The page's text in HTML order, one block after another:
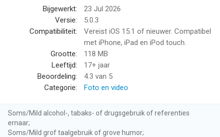
Terms of Use: https://www.flickr.com/help/terms
Flickr van Flickr, Inc. is een app voor iPhone, iPad en iPod touch
met iOS versie 15.1 of hoger, geschikt bevonden voor
gebruikers met leeftijden vanaf 17 jaar
Informatie voor Flickris het laatst vergeleken op 10 Aug om
12:54.
Bijgewerkt:
23 Jul 2026
Versie:
5.0.3
Compatibiliteit:
Vereist iOS 15.1 of nieuwer. Compatibel
met iPhone, iPad en iPod touch.
Grootte:
118 MB
Leeftijd:
17+ jaar
Beoordeling:
4.3 van 5
Categorie:
Foto en video
Soms/Mild alcohol-, tabaks- of drugsgebruik of referenties
ernaar;
Soms/Mild grof taalgebruik of grove humor;